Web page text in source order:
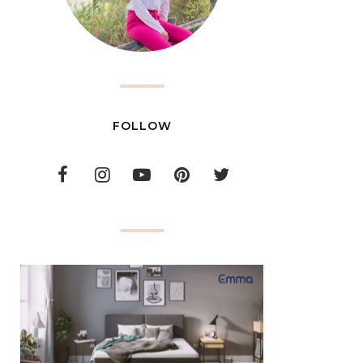
FOLLOW